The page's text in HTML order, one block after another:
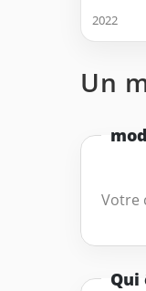
2022
Un
Votre
Qui